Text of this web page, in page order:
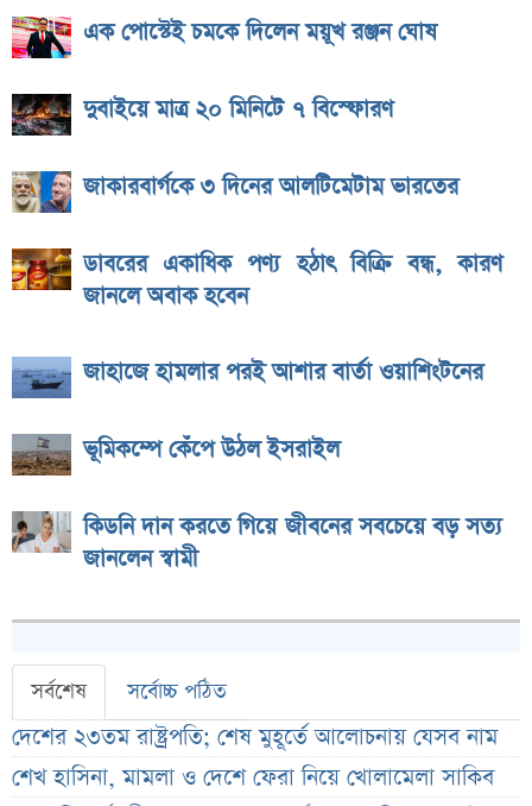
এক পোস্টেই চমকে দিলেন ময়ূখ রঞ্জন ঘোষ
দুবাইয়ে মাত্র ২০ মিনিটে ৭ বিস্ফোরণ
জাকারবার্গকে ৩ দিনের আলটিমেটাম ভারতের
ডাবরের একাধিক পণ্য হঠাৎ বিক্রি বন্ধ, কারণ
জানলে অবাক হবেন
জাহাজে হামলার পরই আশার বার্তা ওয়াশিংটনের
ভূমিকম্পে কেঁপে উঠল ইসরাইল
কিডনি দান করতে গিয়ে জীবনের সবচেয়ে বড় সত্য
জানলেন স্বামী
সর্বশেষ সর্বোচ্চ পঠিত
দেশের ২৩তম রাষ্ট্রপতি; শেষ মুহূর্তে আলোচনায় যেসব নাম
শেখ হাসিনা, মামলা ও দেশে ফেরা নিয়ে খোলামেলা সাকিব